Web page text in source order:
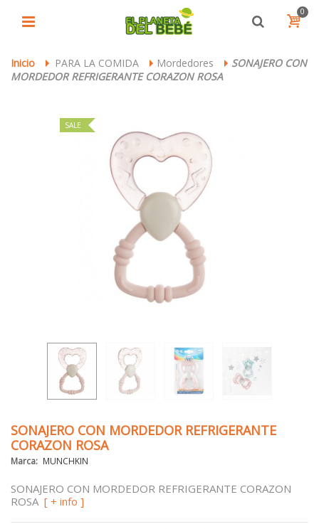
0
Inicio > PARA LA COMIDA > Mordedores > SONAJERO CON
MORDEDOR REFRIGERANTE CORAZON ROSA
SALE
SONAJERO CON MORDEDOR REFRIGERANTE
CORAZON ROSA
Marca: MUNCHKIN
SONAJERO CON MORDEDOR REFRIGERANTE CORAZON
ROSA [ + info ]